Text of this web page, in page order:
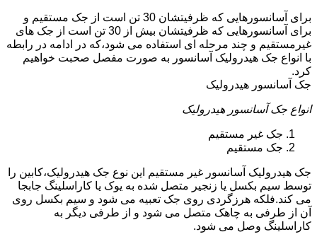
برای آسانسورهایی که ظرفیتشان 30 تن است از جک مستقیم و
برای آسانسورهایی که ظرفیتشان بیش از 30 تن است از جک های
غیرمستقیم و چند مرحله ای استفاده می شود،که در ادامه در رابطه
با انواع جک هیدرولیک آسانسور به صورت مفصل صحبت خواهیم
کرد.
جک آسانسور هیدرولیک
انواع جک آسانسور هیدرولیک
جک غیر مستقیم
جک مستقیم
جک هیدرولیک آسانسور غیر مستقیم این نوع جک هیدرولیک،کابین را
توسط سیم بکسل یا زنجیر متصل شده به یوک یا کاراسلینگ جابجا
می کند.فلکه هرزگردی روی جک تعبیه می شود و سیم بکسل روی
آن از طرفی به چاهک متصل می شود و از طرفی دیگر به
کاراسلینگ وصل می شود.